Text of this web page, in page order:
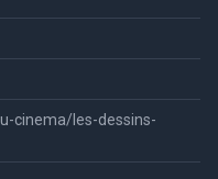
cinema/les-dessins-